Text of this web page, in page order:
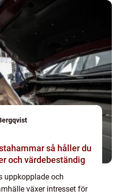
så håller du
och värdebeständig
uppkopplade och
växer intresset för